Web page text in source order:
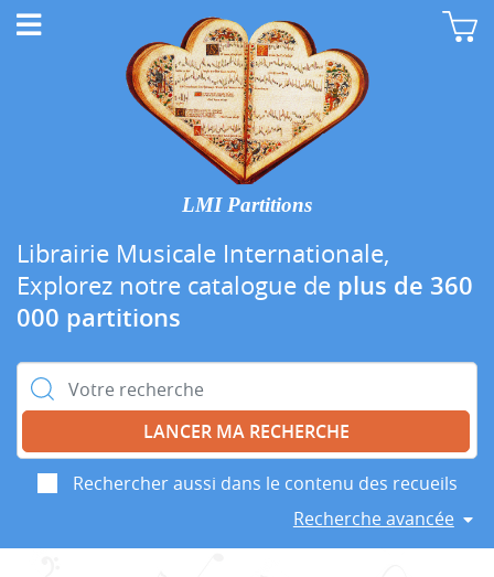
LMI Partitions
Librairie Musicale Internationale,
Explorez notre catalogue de plus de 360
000 partitions
Rechercher :
Rechercher aussi dans le contenu des recueils
Recherche avancée